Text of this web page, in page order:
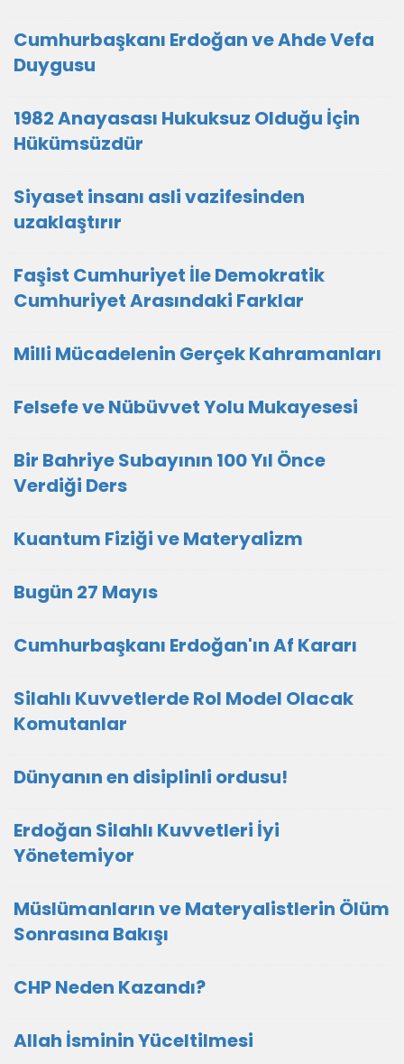
Cumhurbaşkanı Erdoğan ve Ahde Vefa
Duygusu
1982 Anayasası Hukuksuz Olduğu İçin
Hükümsüzdür
Siyaset insanı asli vazifesinden
uzaklaştırır
Faşist Cumhuriyet İle Demokratik
Cumhuriyet Arasındaki Farklar
Milli Mücadelenin Gerçek Kahramanları
Felsefe ve Nübüvvet Yolu Mukayesesi
Bir Bahriye Subayının 100 Yıl Önce
Verdiği Ders
Kuantum Fiziği ve Materyalizm
Bugün 27 Mayıs
Cumhurbaşkanı Erdoğan'ın Af Kararı
Silahlı Kuvvetlerde Rol Model Olacak
Komutanlar
Dünyanın en disiplinli ordusu!
Erdoğan Silahlı Kuvvetleri İyi
Yönetemiyor
Müslümanların ve Materyalistlerin Ölüm
Sonrasına Bakışı
CHP Neden Kazandı?
Allah İsminin Yüceltilmesi